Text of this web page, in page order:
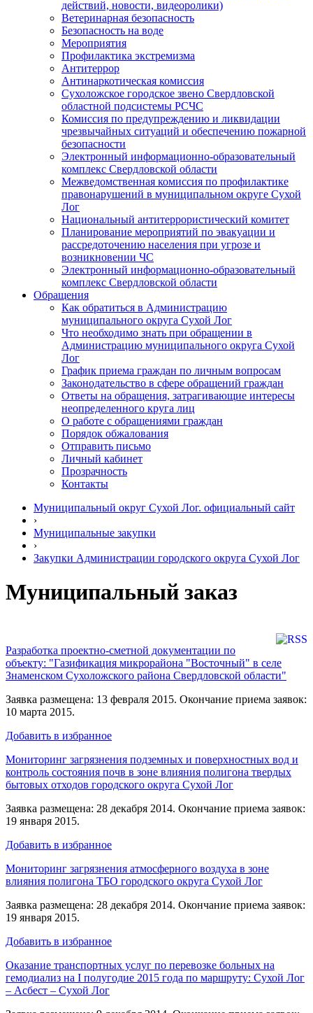
действий, новости, видеоролики)
Ветеринарная безопасность
Безопасность на воде
Мероприятия
Профилактика экстремизма
Антитеррор
Антинаркотическая комиссия
Сухоложское городское звено Свердловской
областной подсистемы РСЧС
Комиссия по предупреждению и ликвидации
чрезвычайных ситуаций и обеспечению пожарной
безопасности
Электронный информационно-образовательный
комплекс Cвердловской области
Межведомственная комиссия по профилактике
правонарушений в муниципальном округе Сухой
Лог
Национальный антитеррористический комитет
Планирование мероприятий по эвакуации и
рассредоточению населения при угрозе и
возникновении ЧС
Электронный информационно-образовательный
комплекс Свердловской области
Обращения
Как обратиться в Администрацию
муниципального округа Сухой Лог
Что необходимо знать при обращении в
Администрацию муниципального округа Сухой
Лог
График приема граждан по личным вопросам
Законодательство в сфере обращений граждан
Ответы на обращения, затрагивающие интересы
неопределенного круга лиц
О работе с обращениями граждан
Порядок обжалования
Отправить письмо
Личный кабинет
Прозрачность
Контакты
Муниципальный округ Сухой Лог. официальный сайт
›
Муниципальные закупки
›
Закупки Администрации городского округа Сухой Лог
Муниципальный заказ
Разработка проектно-сметной документации по
объекту: "Газификация микрорайона "Восточный" в селе
Знаменском Сухоложского района Свердловской области"
Заявка размещена: 13 февраля 2015. Окончание приема заявок:
10 марта 2015.
Добавить в избранное
Мониторинг загрязнения подземных и поверхностных вод и
контроль состояния почв в зоне влияния полигона твердых
бытовых отходов городского округа Сухой Лог
Заявка размещена: 28 декабря 2014. Окончание приема заявок:
19 января 2015.
Добавить в избранное
Мониторинг загрязнения атмосферного воздуха в зоне
влияния полигона ТБО городского округа Сухой Лог
Заявка размещена: 28 декабря 2014. Окончание приема заявок:
19 января 2015.
Добавить в избранное
Оказание транспортных услуг по перевозке больных на
гемодиализ на I полугодие 2015 года по маршруту: Сухой Лог
– Асбест – Сухой Лог